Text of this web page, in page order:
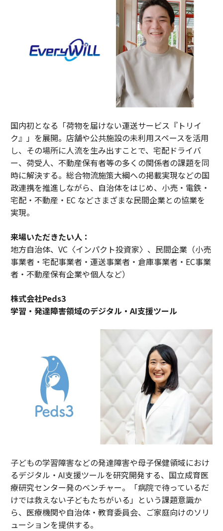
国内初となる「荷物を届けない運送サービス『トリイ
ク』」を展開。店舗や公共施設の未利用スペースを活用
し、その場所に人流を生み出すことで、宅配ドライバ
ー、荷受人、不動産保有者等の多くの関係者の課題を同
時に解決する。総合物流施策大綱への掲載実現などの国
政連携を推進しながら、自治体をはじめ、小売・電鉄・
宅配・不動産・EC などさまざまな民間企業との協業を
実現。
来場いただきたい人：
地方自治体、VC〈インパクト投資家〉、民間企業（小売
事業者・宅配事業者・運送事業者・倉庫事業者・EC事業
者・不動産保有企業や個人など）
株式会社Peds3
学習・発達障害領域のデジタル・AI支援ツール
子どもの学習障害などの発達障害や母子保健領域におけ
るデジタル・AI支援ツールを研究開発する、国立成育医
療研究センター発のベンチャー。「病院で待っているだ
けでは救えない子どもたちがいる」という課題意識か
ら、医療機関や自治体・教育委員会、ご家庭向けのソリ
ューションを提供する。